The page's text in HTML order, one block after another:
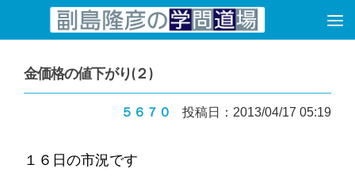
コンテンツへスキップ
金価格の値下がり(２)
５６７０ 投稿日：2013/04/17 05:19
１６日の市況です